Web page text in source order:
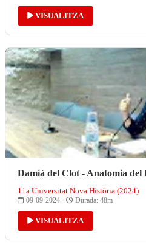
VISUALITZA
Damià del Clot - Anatomia del
11a Universitat Nova Història (2024)
09-09-2024 · Durada: 48m
VISUALITZA